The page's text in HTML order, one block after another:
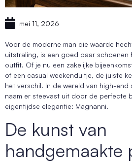
mei 11, 2026
Voor de moderne man die waarde
uitstraling, is een goed paar schoenen
outfit. Of je nu een zakelijke
of een casual weekenduitje, de juiste
het verschil. In de wereld van high-end
naam er steevast uit door de perfecte
eigentijdse elegantie: Magnanni.
De kunst van
handgemaakte